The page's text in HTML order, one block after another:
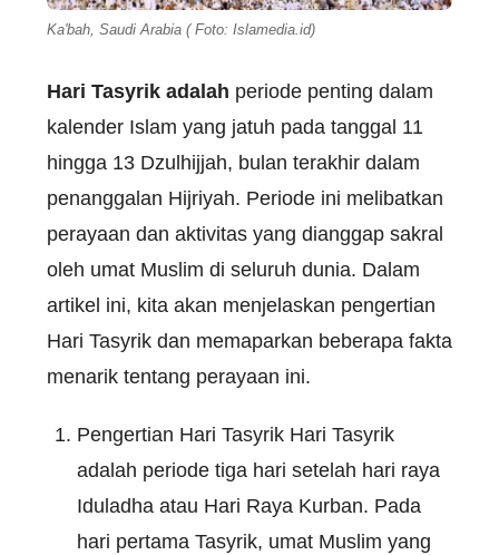
Ka'bah, Saudi Arabia ( Foto: Islamedia.id)
Hari Tasyrik adalah periode penting dalam
kalender Islam yang jatuh pada tanggal 11
hingga 13 Dzulhijjah, bulan terakhir dalam
penanggalan Hijriyah. Periode ini melibatkan
perayaan dan aktivitas yang dianggap sakral
oleh umat Muslim di seluruh dunia. Dalam
artikel ini, kita akan menjelaskan pengertian
Hari Tasyrik dan memaparkan beberapa fakta
menarik tentang perayaan ini.
Pengertian Hari Tasyrik Hari Tasyrik
adalah periode tiga hari setelah hari raya
Iduladha atau Hari Raya Kurban. Pada
hari pertama Tasyrik, umat Muslim yang